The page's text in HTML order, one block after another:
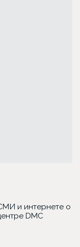
и интернете о
DMC